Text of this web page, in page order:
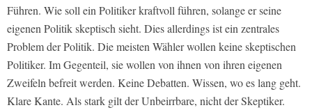
Führen. Wie soll ein Politiker kraftvoll führen, solange er seine
eigenen Politik skeptisch sieht. Dies allerdings ist ein zentrales
Problem der Politik. Die meisten Wähler wollen keine skeptischen
Politiker. Im Gegenteil, sie wollen von ihnen von ihren eigenen
Zweifeln befreit werden. Keine Debatten. Wissen, wo es lang geht.
Klare Kante. Als stark gilt der Unbeirrbare, nicht der Skeptiker.